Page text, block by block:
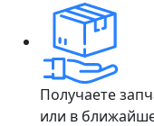
Получаете
или в